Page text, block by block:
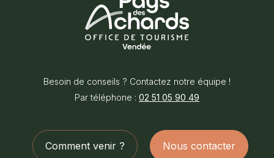
Tourisme
du
Achards
Besoin de conseils ? Contactez notre équipe !
Par téléphone : 02 51 05 90 49
Comment venir ? Nous contacter